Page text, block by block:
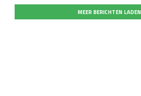
MEER BERICHTEN LADEN